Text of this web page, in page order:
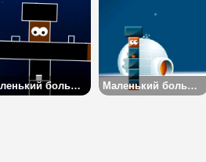
Маленький большой баланс Маленький большой баланс 2